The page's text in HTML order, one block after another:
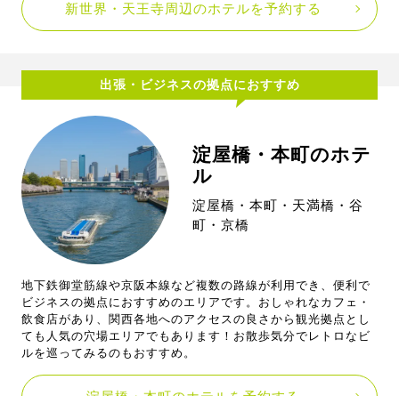
新世界・天王寺周辺のホテルを予約する
出張・ビジネスの拠点におすすめ
淀屋橋・本町のホテ
ル
淀屋橋・本町・天満橋・谷
町・京橋
地下鉄御堂筋線や京阪本線など複数の路線が利用でき、便利で
ビジネスの拠点におすすめのエリアです。おしゃれなカフェ・
飲食店があり、関西各地へのアクセスの良さから観光拠点とし
ても人気の穴場エリアでもあります！お散歩気分でレトロなビ
ルを巡ってみるのもおすすめ。